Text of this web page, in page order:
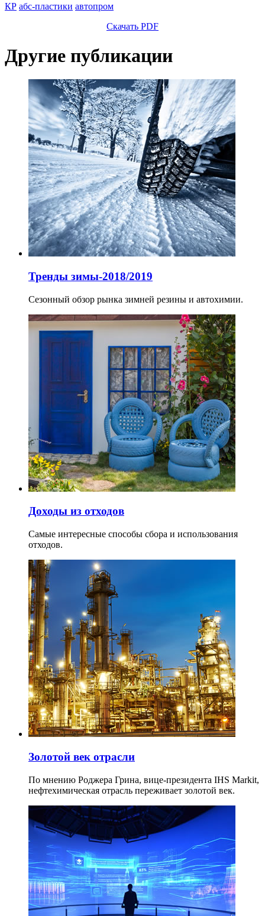
КР абс-пластики автопром
Скачать PDF
Другие публикации
Тренды зимы-2018/2019
Сезонный обзор рынка зимней резины и автохимии.
Доходы из отходов
Самые интересные способы сбора и использования
отходов.
Золотой век отрасли
По мнению Роджера Грина, вице-президента IHS Markit,
нефтехимическая отрасль переживает золотой век.